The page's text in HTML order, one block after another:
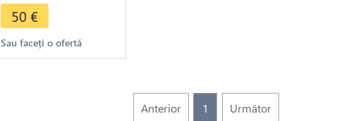
XF ->Make offer
50 €
Sau faceți o ofertă
Anterior 1 Următor